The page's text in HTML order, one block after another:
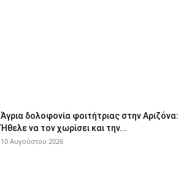
Άγρια δολοφονία φοιτήτριας στην Αριζόνα:
Ήθελε να τον χωρίσει και την...
10 Αυγούστου 2026